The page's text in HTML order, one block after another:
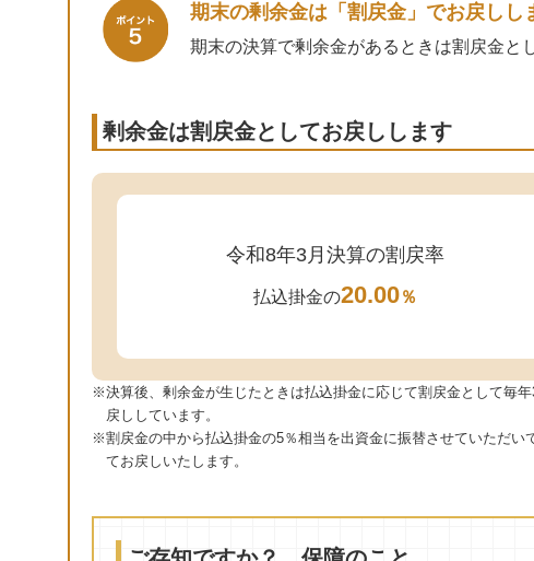
期末の剰余金は「割戻金」でお戻しし
期末の決算で剰余金があるときは割戻金と
剰余金は割戻金としてお戻しします
令和8年3月決算の割戻率
払込掛金の20.00％
※決算後、剰余金が生じたときは払込掛金に応じて割戻金として毎
戻ししています。
※割戻金の中から払込掛金の5％相当を出資金に振替させていただ
てお戻しいたします。